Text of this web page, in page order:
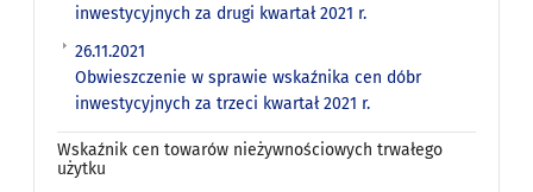
inwestycyjnych za drugi kwartał 2021 r.
26.11.2021
Obwieszczenie w sprawie wskaźnika cen dóbr
inwestycyjnych za trzeci kwartał 2021 r.
Wskaźnik cen towarów nieżywnościowych trwałego
użytku